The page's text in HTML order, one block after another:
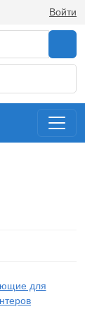
Войти
для